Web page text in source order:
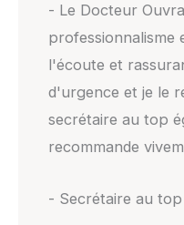
- Le Docteur
professionnalisme
l'écoute et
d'urgence et je le
secrétaire au top
recommande
- Secrétaire au